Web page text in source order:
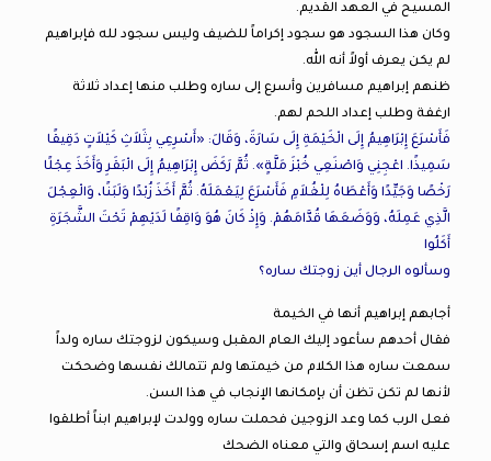
المسيح في العهد القديم.
وكان هذا السجود هو سجود إكراماً للضيف وليس سجود لله فإبراهيم
لم يكن يعرف أولاً أنه الله.
ظنهم إبراهيم مسافرين وأسرع إلى ساره وطلب منها إعداد ثلاثة
ارغفة وطلب إعداد اللحم لهم.
فَأَسْرَعَ إِبْرَاهِيمُ إِلَى الْخَيْمَةِ إِلَى سَارَةَ، وَقَالَ: «أَسْرِعِي بِثَلاَثِ كَيْلاَتٍ دَقِيقًا
سَمِيذًا. اعْجِنِي وَاصْنَعِي خُبْزَ مَلَّةٍ». ثُمَّ رَكَضَ إِبْرَاهِيمُ إِلَى الْبَقَرِ وَأَخَذَ عِجْلًا
رَخْصًا وَجَيِّدًا وَأَعْطَاهُ لِلْغُلاَمِ فَأَسْرَعَ لِيَعْمَلَهُ. ثُمَّ أَخَذَ زُبْدًا وَلَبَنًا، وَالْعِجْلَ
الَّذِي عَمِلَهُ، وَوَضَعَهَا قُدَّامَهُمْ. وَإِذْ كَانَ هُوَ وَاقِفًا لَدَيْهِمْ تَحْتَ الشَّجَرَةِ
أَكَلُوا
وسألوه الرجال أين زوجتك ساره؟
أجابهم إبراهيم أنها في الخيمة
فقال أحدهم سأعود إليك العام المقبل وسيكون لزوجتك ساره ولداً
سمعت ساره هذا الكلام من خيمتها ولم تتمالك نفسها وضحكت
لأنها لم تكن تظن أن بإمكانها الإنجاب في هذا السن.
فعل الرب كما وعد الزوجين فحملت ساره وولدت لإبراهيم ابناً أطلقوا
عليه اسم إسحاق والتي معناه الضحك